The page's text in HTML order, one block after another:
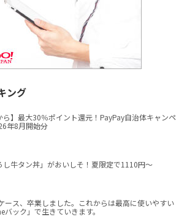
ング
ら】最大30％ポイント還元！PayPay自治体キャンペ
年8月開始分
し牛タン丼」がおいしそ！夏限定で1110円～
ース、卒業しました。これからは最高に使いやすい
バック」で生きていきます。